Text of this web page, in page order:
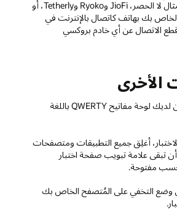
مثل، على سبيل المثال لا الحصر، JioFi وRyoko وTetherly، أو
الخاص بك بهاتف كاتصال بالإنترنت في
قطع الاتصال عن أي خادم بروكسي
الأخرى
يجب أن تكون لديك لوحة مفاتيح QWERTY باللغة
أغلِق جميع التطبيقات ومتصفحات
تبقى علامة تبويب صفحة اختبار
التخفي على المُتصفح الخاص بك